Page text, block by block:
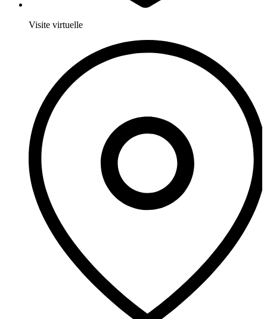
Visite virtuelle